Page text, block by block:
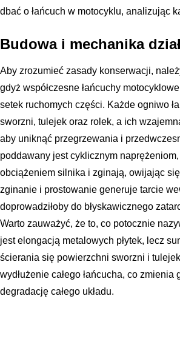
dbać o łańcuch w motocyklu, analizując
Budowa i mechanika
Aby zrozumieć zasady konserwacji,
gdyż współczesne łańcuchy
setek ruchomych części. Każde ogniwo
sworzni, tulejek oraz rolek, a ich
aby uniknąć przegrzewania i
poddawany jest cyklicznym
obciążeniem silnika i zginają, owijając
zginanie i prostowanie generuje tarcie
doprowadziłoby do błyskawicznego
Warto zauważyć, że to, co potocznie
jest elongacją metalowych płytek, lecz
ścierania się powierzchni sworzni i
wydłużenie całego łańcucha, co
degradację całego układu.